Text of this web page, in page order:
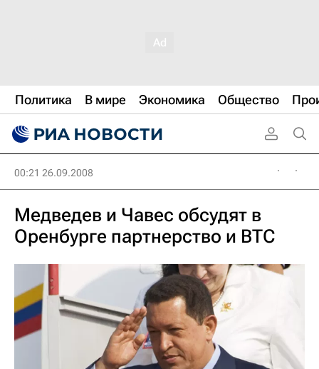
Политика В мире Экономика Общество
00:21 26.09.2008
Медведев и Чавес обсудят в
Оренбурге партнерство и ВТС